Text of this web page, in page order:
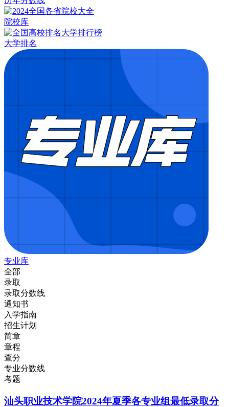
院校库
大学排名
专业库
全部
录取
录取分数线
通知书
入学指南
招生计划
简章
章程
查分
专业分数线
考题
汕头职业技术学院2024年夏季各专业组最低录取分